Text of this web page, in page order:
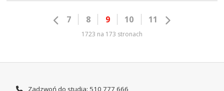
7 8 9 10 11
1723 na 173 stronach
Zadzwoń do studia: 510 777 666